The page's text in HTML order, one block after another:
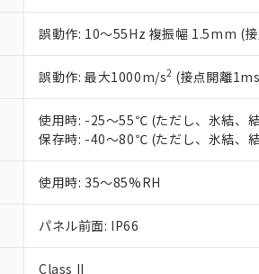
誤動作: 10～55Hz 複振幅 1.5mm (
誤動作: 最大1000m/s2 (接点開離
使用時: -25～55℃ (ただし、氷結、
保存時: -40～80℃ (ただし、氷結、
使用時: 35～85%RH
パネル前面: IP66
Class II